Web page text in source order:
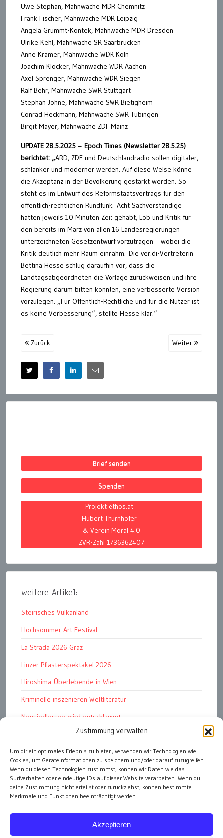
Zustimmung verwalten
Um dir ein optimales Erlebnis zu bieten, verwenden wir Technologien wie
Cookies, um Geräteinformationen zu speichern und/oder darauf zuzugreifen.
Wenn du diesen Technologien zustimmst, können wir Daten wie das
Surfverhalten oder eindeutige IDs auf dieser Website verarbeiten. Wenn du
deine Zustimmung nicht erteilst oder zurückziehst, können bestimmte
Merkmale und Funktionen beeinträchtigt werden.
Akzeptieren
Uwe Stephan, Mahnwache MDR Chemnitz
Frank Fischer, Mahnwache MDR Leipzig
Angela Grummt-Kontek, Mahnwache MDR Dresden
Ulrike Kehl, Mahnwache SR Saarbrücken
Anne Krämer, Mahnwache WDR Köln
Joachim Klöcker, Mahnwache WDR Aachen
Axel Sprenger, Mahnwache WDR Siegen
Ralf Behr, Mahnwache SWR Stuttgart
Stephan Johne, Mahnwache SWR Bietigheim
Conrad Heckmann, Mahnwache SWR Tübingen
Birgit Mayer, Mahnwache ZDF Mainz
UPDATE 28.5.2025 – Epoch Times (Newsletter 28.5.25)
berichtet: „ARD, ZDF und Deutschlandradio sollen digitaler,
schlanker und moderner werden. Auf diese Weise könne
die Akzeptanz in der Bevölkerung gestärkt werden. So
steht es im Entwurf des Reformstaatsvertrags für den
öffentlich-rechtlichen Rundfunk. Acht Sachverständige
hatten jeweils 10 Minuten Zeit gehabt, Lob und Kritik für
den bereits im März von allen 16 Landesregierungen
unterzeichneten Gesetzentwurf vorzutragen – wobei die
Kritik deutlich mehr Raum einnahm. Die ver.di-Vertreterin
Bettina Hesse schlug daraufhin vor, dass die
Landtagsabgeordneten die Vorlage zurückweisen und ihre
Regierung darum bitten könnten, eine verbesserte Version
vorzulegen. „Für Öffentlich-Rechtliche und für die Nutzer ist
es keine Verbesserung“, stellte Hesse klar.“
Zurück Weiter
Brief senden
Spenden
Projekt ethos.at
Hubert Thurnhofer
& Verein Moral 4.0
ZVR-Zahl 1736362407
weitere Artikel:
Steirisches Vulkanland
Hochsommer Art Festival
La Strada 2026 Graz
Linzer Pflasterspektakel 2026
Hiroshima-Überlebende in Wien
Kriminelle inszenieren Weltliteratur
Neusiedlersee wird entschlammt
TKG wünscht besinnliches Weihnachtsfest
Fußball WM 2026: „historisch“
Die Wichtigen
alle Artikel